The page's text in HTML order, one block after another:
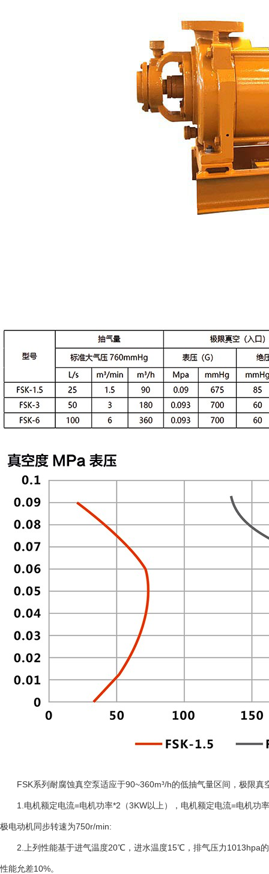
FSK系列耐腐蚀真空泵适应于90~360m³/h的低抽气量区间，极限真
1.电机额定电流=电机功率*2（3KW以上），电机额定电流=电机功
极电动机同步转速为750r/min:
2.上列性能基于进气温度20℃，进水温度15℃，排气压力1013hpa的
性能允差10%。